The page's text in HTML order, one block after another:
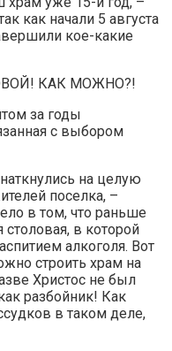
как начали 5 августа
кое-какие
КАК МОЖНО?!
за годы
с выбором
на целую
поселка, –
в том, что раньше
столовая, в которой
алкоголя. Вот
строить храм на
Христос не был
разбойник! Как
в таком деле,